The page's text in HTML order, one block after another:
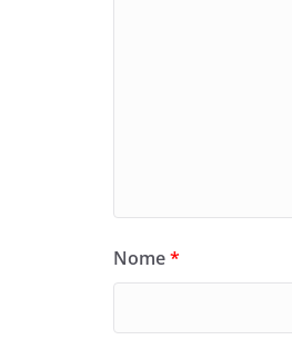
Nome*